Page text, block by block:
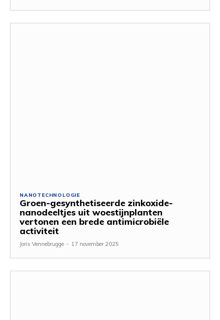
NANOTECHNOLOGIE
Groen-gesynthetiseerde zinkoxide-
nanodeeltjes uit woestijnplanten
vertonen een brede antimicrobiële
activiteit
Joris Vennebrugge - 17 november 2025